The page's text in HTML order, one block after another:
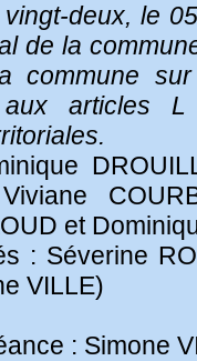
vingt-deux, le
de la
commune
aux articles
et
: Séverine
VILLE)
: Simone